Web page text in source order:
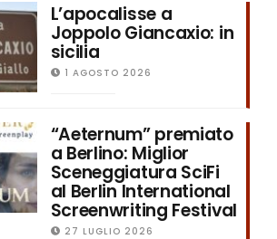
L’apocalisse a
Joppolo Giancaxio: in
sicilia
1 AGOSTO 2026
“Aeternum” premiato
a Berlino: Miglior
Sceneggiatura SciFi
al Berlin International
Screenwriting Festival
27 LUGLIO 2026